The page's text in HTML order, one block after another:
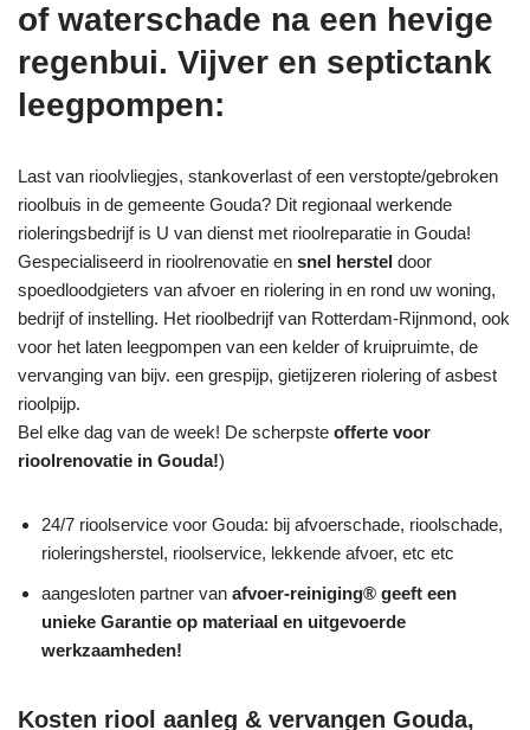
of waterschade na een hevige
regenbui. Vijver en septictank
leegpompen:
Last van rioolvliegjes, stankoverlast of een verstopte/gebroken
rioolbuis in de gemeente Gouda? Dit regionaal werkende
rioleringsbedrijf is U van dienst met rioolreparatie in Gouda!
Gespecialiseerd in rioolrenovatie en snel herstel door
spoedloodgieters van afvoer en riolering in en rond uw woning,
bedrijf of instelling. Het rioolbedrijf van Rotterdam-Rijnmond, ook
voor het laten leegpompen van een kelder of kruipruimte, de
vervanging van bijv. een grespijp, gietijzeren riolering of asbest
rioolpijp.
Bel elke dag van de week! De scherpste offerte voor
rioolrenovatie in Gouda!)
24/7 rioolservice voor Gouda: bij afvoerschade, rioolschade,
rioleringsherstel, rioolservice, lekkende afvoer, etc etc
aangesloten partner van afvoer-reiniging® geeft een
unieke Garantie op materiaal en uitgevoerde
werkzaamheden!
Kosten riool aanleg & vervangen Gouda,